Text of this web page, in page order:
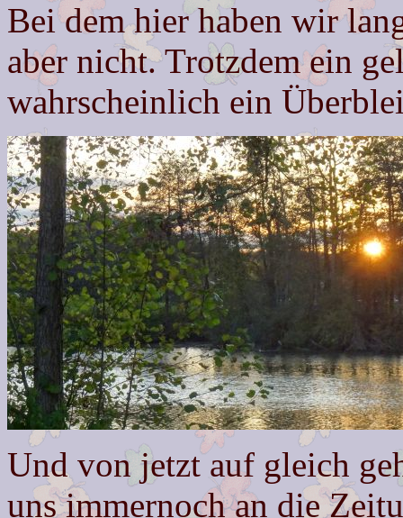
Bei dem hier haben wir
aber nicht. Trotzdem ein
wahrscheinlich ein
Und von jetzt auf gleich
uns immernoch an die